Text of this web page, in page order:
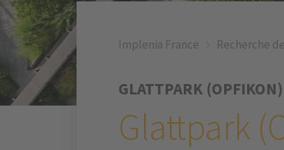
Implenia France Recherche
GLATTPARK
Glattpark